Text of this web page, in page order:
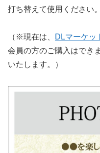
打ち替えて使用ください。
（※現在は、 DLマーケッ
会員の方のご購入はでき
いたします。）